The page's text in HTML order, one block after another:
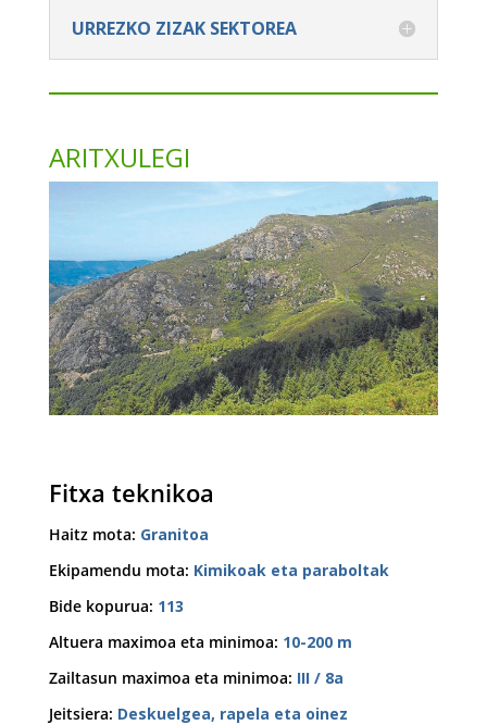
URREZKO ZIZAK SEKTOREA
ARITXULEGI
Fitxa teknikoa
Haitz mota: Granitoa
Ekipamendu mota: Kimikoak eta paraboltak
Bide kopurua: 113
Altuera maximoa eta minimoa: 10-200 m
Zailtasun maximoa eta minimoa: III / 8a
Jeitsiera: Deskuelgea, rapela eta oinez